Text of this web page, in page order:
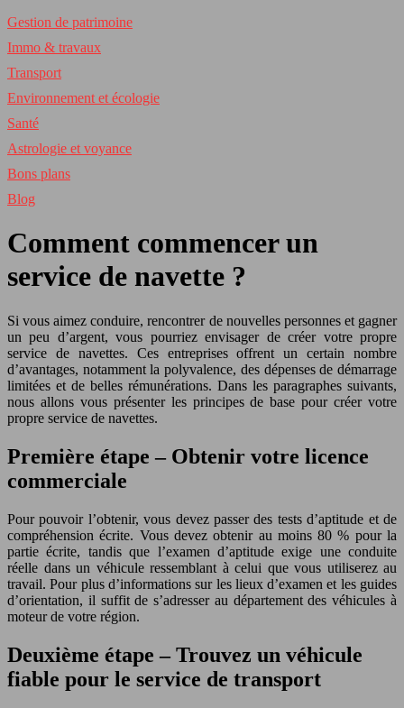
Gestion de patrimoine
Immo & travaux
Transport
Environnement et écologie
Santé
Astrologie et voyance
Bons plans
Blog
Comment commencer un
service de navette ?
Si vous aimez conduire, rencontrer de nouvelles personnes et gagner
un peu d’argent, vous pourriez envisager de créer votre propre
service de navettes. Ces entreprises offrent un certain nombre
d’avantages, notamment la polyvalence, des dépenses de démarrage
limitées et de belles rémunérations. Dans les paragraphes suivants,
nous allons vous présenter les principes de base pour créer votre
propre service de navettes.
Première étape – Obtenir votre licence
commerciale
Pour pouvoir l’obtenir, vous devez passer des tests d’aptitude et de
compréhension écrite. Vous devez obtenir au moins 80 % pour la
partie écrite, tandis que l’examen d’aptitude exige une conduite
réelle dans un véhicule ressemblant à celui que vous utiliserez au
travail. Pour plus d’informations sur les lieux d’examen et les guides
d’orientation, il suffit de s’adresser au département des véhicules à
moteur de votre région.
Deuxième étape – Trouvez un véhicule
fiable pour le service de transport